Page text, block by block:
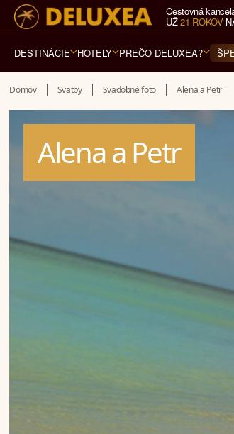
Cestovná
UŽ21 ROKOV
DESTINÁCIE HOTELY PREČO DELUXEA?
Domov Svatby Svadobné foto Alena a Petr
Alena a Petr